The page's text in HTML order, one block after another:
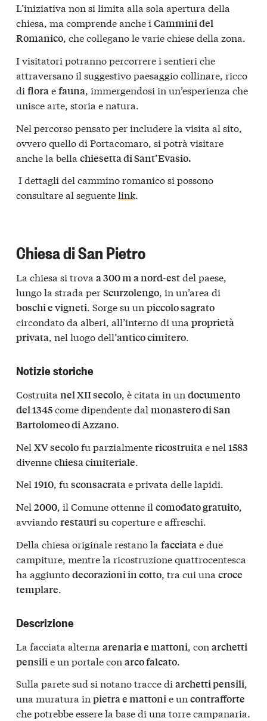
L’iniziativa non si limita alla sola apertura della
chiesa, ma comprende anche i Cammini del
Romanico, che collegano le varie chiese della zona.
I visitatori potranno percorrere i sentieri che
attraversano il suggestivo paesaggio collinare, ricco
di floraefauna, immergendosi in un’esperienza che
unisce arte, storia e natura.
Nel percorso pensato per includere la visita al sito,
ovvero quello di Portacomaro, si potrà visitare
anche la bella chiesetta di Sant’Evasio.
I dettagli del cammino romanico si possono
consultare al seguentelink.
Chiesa di San Pietro
La chiesa si trova a 300 m a nord-estdel paese,
lungo la strada perScurzolengo, in un’area di
boschi e vigneti. Sorge su un piccolo sagrato
circondato da alberi, all’interno di una proprietà
privata, nel luogo dell’antico cimitero.
Notizie storiche
Costruita nel XII secolo, è citata in un documento
del 1345come dipendente dal monastero di San
Bartolomeo di Azzano.
Nel XV secolofu parzialmentericostruitae nel 1583
divennechiesa cimiteriale.
Nel 1910, fu sconsacratae privata delle lapidi.
Nel 2000, il Comune ottenne il comodato gratuito,
avviandorestaurisu coperture e affreschi.
Della chiesa originale restano la facciata e due
campiture, mentre la ricostruzione quattrocentesca
ha aggiuntodecorazioni in cotto , tra cui una croce
templare
Descrizione
La facciata alterna arenaria e mattoni, con archetti
pensilie un portale con arco falcato.
Sulla parete sud si notano tracce di archetti pensili,
una muratura in pietra e mattonie un contrafforte
che potrebbe essere la base di una torre campanaria.